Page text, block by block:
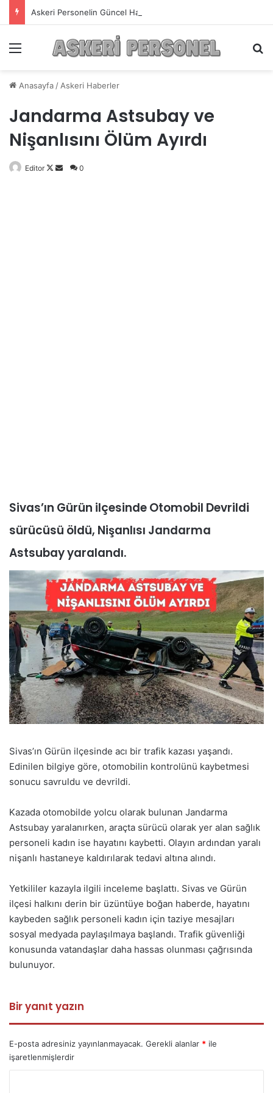
Askeri Personelin Güncel Haber ve Bilgi Sitesi.
Anasayfa / Askeri Haberler
Jandarma Astsubay ve
Nişanlısını Ölüm Ayırdı
Editor
Follow
Bir
0
Sivas’ın Gürün ilçesinde Otomobil Devrildi
sürücüsü öldü, Nişanlısı Jandarma
Astsubay yaralandı.
Sivas’ın Gürün ilçesinde acı bir trafik kazası yaşandı.
Edinilen bilgiye göre, otomobilin kontrolünü kaybetmesi
sonucu savruldu ve devrildi.
Kazada otomobilde yolcu olarak bulunan Jandarma
Astsubay yaralanırken, araçta sürücü olarak yer alan sağlık
personeli kadın ise hayatını kaybetti. Olayın ardından yaralı
nişanlı hastaneye kaldırılarak tedavi altına alındı.
Yetkililer kazayla ilgili inceleme başlattı. Sivas ve Gürün
ilçesi halkını derin bir üzüntüye boğan haberde, hayatını
kaybeden sağlık personeli kadın için taziye mesajları
sosyal medyada paylaşılmaya başlandı. Trafik güvenliği
konusunda vatandaşlar daha hassas olunması çağrısında
bulunuyor.
Bir yanıt yazın
E-posta adresiniz yayınlanmayacak. Gerekli alanlar * ile
işaretlenmişlerdir